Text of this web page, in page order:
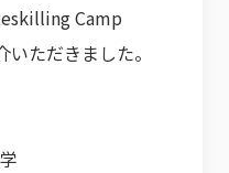
Camp
ただきました。